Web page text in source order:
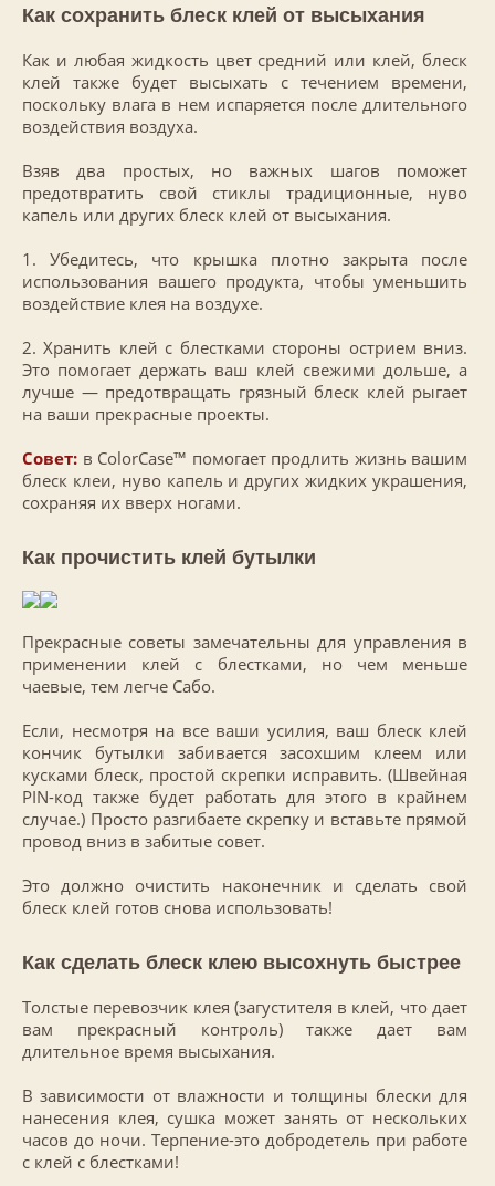
Как сохранить блеск клей от высыхания
Как и любая жидкость цвет средний или клей, блеск
клей также будет высыхать с течением времени,
поскольку влага в нем испаряется после длительного
воздействия воздуха.
Взяв два простых, но важных шагов поможет
предотвратить свой стиклы традиционные, нуво
капель или других блеск клей от высыхания.
1. Убедитесь, что крышка плотно закрыта после
использования вашего продукта, чтобы уменьшить
воздействие клея на воздухе.
2. Хранить клей с блестками стороны острием вниз.
Это помогает держать ваш клей свежими дольше, а
лучше — предотвращать грязный блеск клей рыгает
на ваши прекрасные проекты.
Совет: в ColorCase™ помогает продлить жизнь вашим
блеск клеи, нуво капель и других жидких украшения,
сохраняя их вверх ногами.
Как прочистить клей бутылки
Прекрасные советы замечательны для управления в
применении клей с блестками, но чем меньше
чаевые, тем легче Сабо.
Если, несмотря на все ваши усилия, ваш блеск клей
кончик бутылки забивается засохшим клеем или
кусками блеск, простой скрепки исправить. (Швейная
PIN-код также будет работать для этого в крайнем
случае.) Просто разгибаете скрепку и вставьте прямой
провод вниз в забитые совет.
Это должно очистить наконечник и сделать свой
блеск клей готов снова использовать!
Как сделать блеск клею высохнуть быстрее
Толстые перевозчик клея (загустителя в клей, что дает
вам прекрасный контроль) также дает вам
длительное время высыхания.
В зависимости от влажности и толщины блески для
нанесения клея, сушка может занять от нескольких
часов до ночи. Терпение-это добродетель при работе
с клей с блестками!